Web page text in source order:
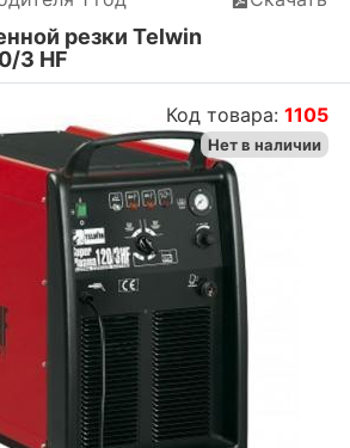
резки Telwin
3 HF
Код товара:1105
Нет в наличии